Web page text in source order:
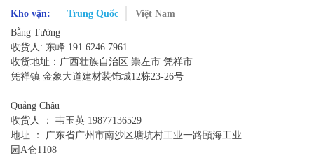
Kho vận: Trung Quốc
Việt Nam
Bằng Tường
收货人: 东峰 191 6246 7961
收货地址：广西壮族自治区 崇左市 凭祥市
凭祥镇 金象大道建材装饰城12栋23-26号
Quảng Châu
收货人 ： 韦玉英 19877136529‬
地址 ： 广东省广州市南沙区塘坑村工业一路頣海工业
园A仓1108